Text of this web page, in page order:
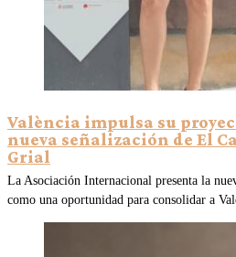
València impulsa su
nueva señalización de El
Grial
La Asociación Internacional presenta la
como una oportunidad para consolidar a